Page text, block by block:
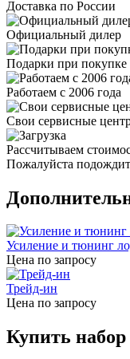
Доставка по России
Официальный дилер
Подарки при покупке
Работаем с 2006 года
Свои сервисные
Рассчитываем
Пожалуйста
Усиление и тюнинг
Цена по запросу
Трейд-ин
Цена по запросу
Купить набор